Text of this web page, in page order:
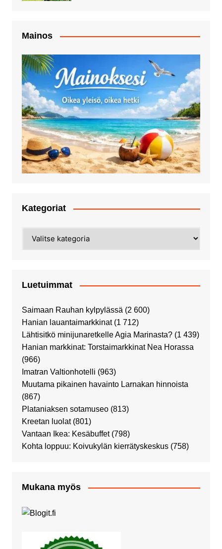
Mainos
Kategoriat
Luetuimmat
Saimaan Rauhan kylpylässä (2 600)
Hanian lauantaimarkkinat (1 712)
Lähtisitkö minijunaretkelle Agia Marinasta? (1 439)
Hanian markkinat: Torstaimarkkinat Nea Horassa
(966)
Imatran Valtionhotelli (963)
Muutama pikainen havainto Larnakan hinnoista
(867)
Plataniaksen sotamuseo (813)
Kreetan luolat (801)
Vantaan Ikea: Kesäbuffet (798)
Kohta loppuu: Koivukylän kierrätyskeskus (758)
Mukana myös